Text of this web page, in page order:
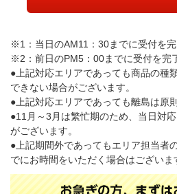
※1：当日のAM11：30までに受付を完
※2：前日のPM5：00までに受付を完
●上記対応エリアであっても商品の種
できない場合がございます。
●上記対応エリアであっても離島は原
●11月～3月は繁忙期のため、当日対
がございます。
●上記期間外であってもエリア担当者
でにお時間をいただく場合はございま